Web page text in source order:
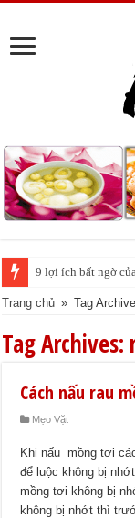
9 lợi ích bất ngờ
Trang chủ » Tag
Tag Archives:
Cách nấu rau
Mẹo Vặt
Khi nấu mồng tơi
để luộc không bị
mồng tơi không bị
không bị nhớt thì